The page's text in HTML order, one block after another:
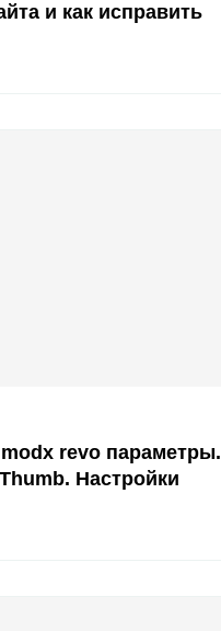
и как исправить
revo параметры.
Настройки